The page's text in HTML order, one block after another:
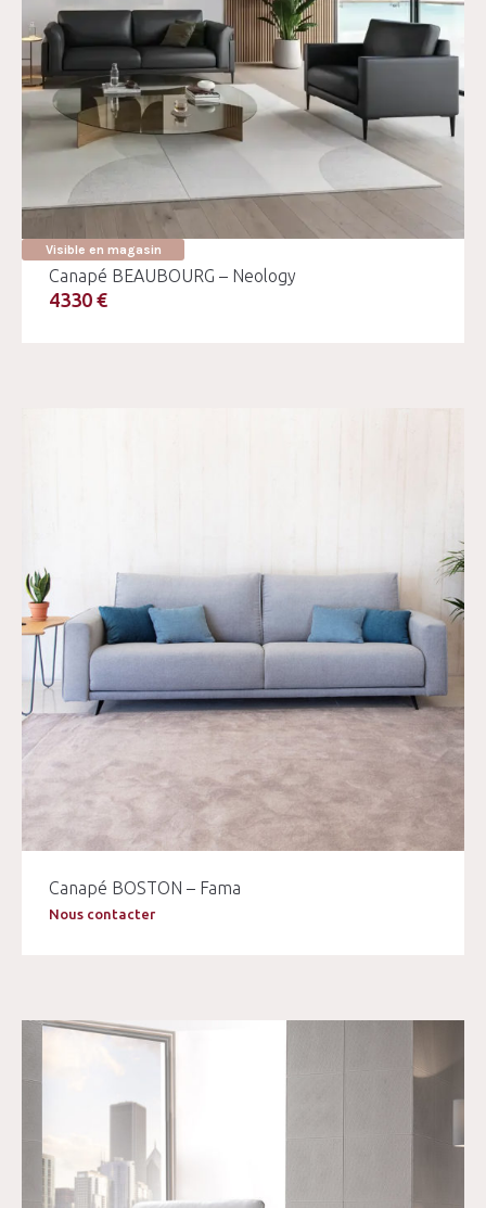
Visible en magasin
Canapé BEAUBOURG – Neology
4330 €
Canapé BOSTON – Fama
Nous contacter